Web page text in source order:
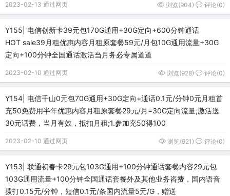
2023-02-13 通过网页 浏览(904) 评论(0)
Y155| 电信创新卡39元包170G通用+30G定向+600分钟通话
HOT sale39月租优惠内容月租原套餐59元/月包10G通用流量+30G
定向+100分钟全国通话激活当月务必专属道道
2023-02-10 通过网页 浏览(928) 评论(0)
Y154| 电信千山0元包70G通用+30G定向+通话0.1元/分钟0元月租首
充50免费用半年优惠内容月租原套餐29元/月=30G定向流量;激活送
30元话费，当月有效，抵扣月租;1.参加充50得100
2023-02-10 通过网页 浏览(921) 评论(0)
Y153| 联通初春卡29元包103G通用+100分钟通话套餐内容29元包
103G通用流量+100分钟全国通话套餐外及其他业务咨费，国内语音
拨打0.15元/分钟，短信0.1元/条国内流量5元/G，赠送